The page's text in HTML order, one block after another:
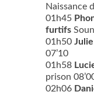
Naissance
01h45
furtifs
01h50
07’10
01h58
prison
02h06